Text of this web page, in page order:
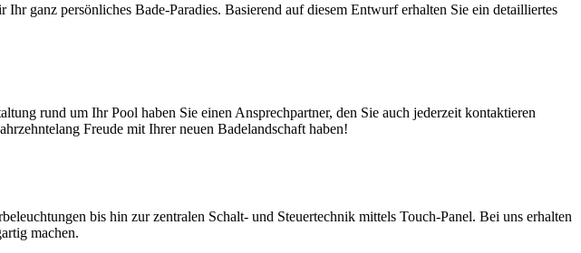
ganz persönliches Bade-Paradies. Basierend auf diesem Entwurf erhalten Sie ein detailliertes
rund um Ihr Pool haben Sie einen Ansprechpartner, den Sie auch jederzeit kontaktieren
Freude mit Ihrer neuen Badelandschaft haben!
bis hin zur zentralen Schalt- und Steuertechnik mittels Touch-Panel. Bei uns erhalten
machen.